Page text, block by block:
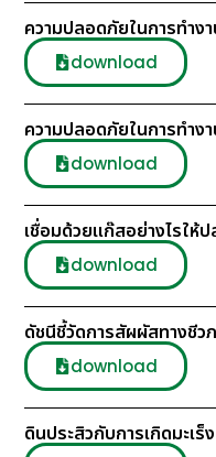
ความปลอดภัยในการทำง
download
ความปลอดภัยในการทำง
download
เชื่อมด้วยแก๊สอย่างไรให้
download
ดัชนีชี้วัดการสัผผัสทางชีว
download
ดินประสิวกับการเกิดมะเร็ง